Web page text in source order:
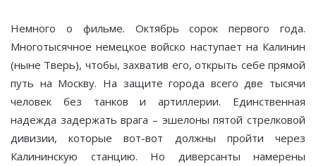
Немного о фильме. Октябрь сорок первого года.
Многотысячное немецкое войско наступает на Калинин
(ныне Тверь), чтобы, захватив его, открыть себе прямой
путь на Москву. На защите города всего две тысячи
человек без танков и артиллерии. Единственная
надежда задержать врага – эшелоны пятой стрелковой
дивизии, которые вот-вот должны пройти через
Калининскую станцию. Но диверсанты намерены